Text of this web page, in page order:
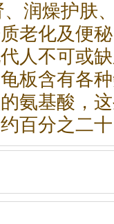
燥护肤、
老化及便
人不可或
板含有各
氨基酸，
百分之二